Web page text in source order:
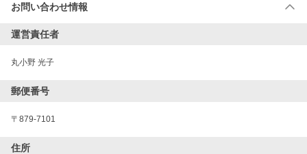
お問い合わせ情報
運営責任者
丸小野 光子
郵便番号
〒879-7101
住所